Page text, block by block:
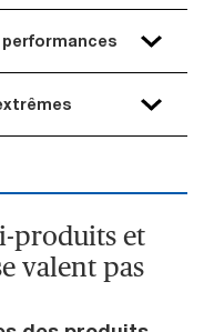
produits et
valent pas